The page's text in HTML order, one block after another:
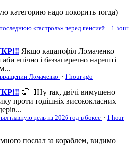
категорию надо покорить тогда)
«гастроль» перед пенсией · 1 hour
Якщо кацапофіл Ломаченко
аби епічно і беззаперечно нарешті
Ломаченко · 1 hour ago
🤦🏻Ну так, двічі вимушено
проти тодішніх висококласних
главную цель на 2026 год в боксе · 1 hour
послал за кораблем, видимо